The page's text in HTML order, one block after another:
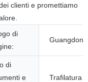
clienti e promettiamo
di
di
e
Trafilatura e